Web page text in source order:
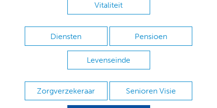
Vitaliteit
Diensten Pensioen
Levenseinde
Zorgverzekeraar Senioren Visie